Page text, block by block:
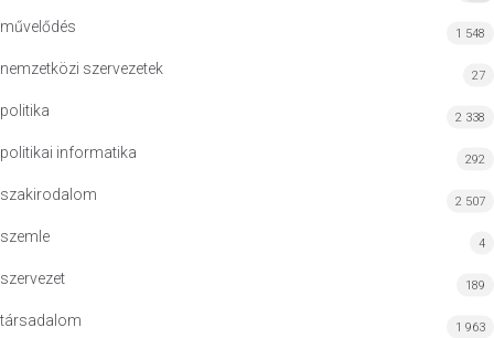
művelődés 1 548
nemzetközi szervezetek 27
politika 2 338
politikai informatika 292
szakirodalom 2 507
szemle 4
szervezet 189
társadalom 1 963